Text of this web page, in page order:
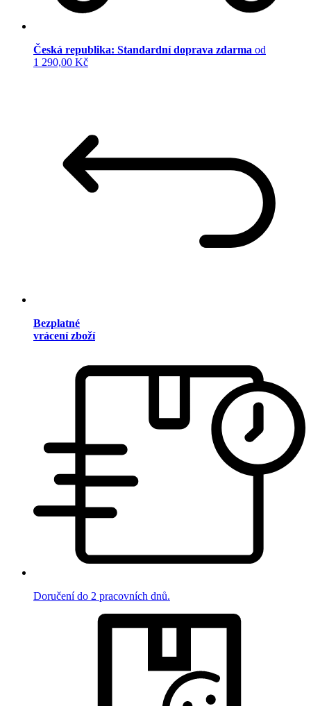
Česká republika: Standardní doprava zdarma od
1 290,00 Kč
Bezplatné
vrácení zboží
Doručení do 2 pracovních dnů.